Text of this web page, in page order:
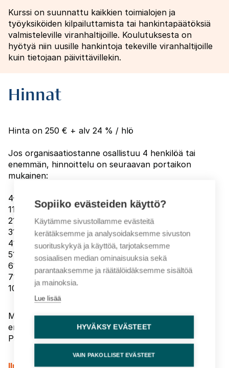
Kurssi on suunnattu kaikkien toimialojen ja
työyksiköiden kilpailuttamista tai hankintapäätöksiä
valmisteleville viranhaltijoille. Koulutuksesta on
hyötyä niin uusille hankintoja tekeville viranhaltijoille
kuin tietojaan päivittävillekin.
Hinnat
Hinta on 250 € + alv 24 % / hlö
Jos organisaatiostanne osallistuu 4 henkilöä tai
enemmän, hinnoittelu on seuraavan portaikon
mukainen:
4–10 hlöä, hinta yhteensä 1000 € + alv
11–20 hlöä, hinta yhteensä 1600 € + alv
21–30 hlöä, hinta yhteensä 2100 € + alv
31–40 hlöä, hinta yhteensä 2400 € + alv
41–50 hlöä, hinta yhteensä 2600 € + alv
51–60 hlöä, hinta yhteensä 2800 € + alv
61-70 hlöä hinta yhteensä 3200 € + alv
71-100 hlöä hinta yhteensä 3500 € + alv
101-150 hlöä hinta yhteensä 4200 € + alv
Mikäli osallistujia on 151 tai enemmän, pyydäthän
erillistä tarjousta asiakkuuspäällikkö Leena-Kaisa
Pantsulta (leena-kaisa.pantsu@fcg.fi).
Sopiiko evästeiden käyttö?
Käytämme sivustollamme evästeitä
kerätäksemme ja analysoidaksemme sivuston
suorituskykyä ja käyttöä, tarjotaksemme
sosiaalisen median ominaisuuksia sekä
parantaaksemme ja räätälöidäksemme sisältöä
ja mainoksia.
Lue lisää
HYVÄKSY EVÄSTEET
VAIN PAKOLLISET EVÄSTEET